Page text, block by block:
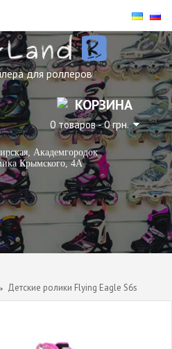
для роллеров
КОРЗИНА
0 товаров - 0 грн.
Академгородок
Крымского, 4А
Детские ролики Flying Eagle S6s